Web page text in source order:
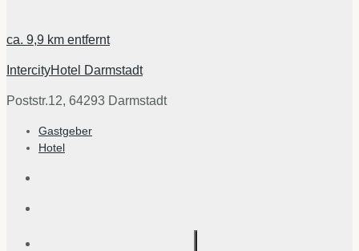
ca. 9,9 km entfernt
IntercityHotel Darmstadt
Poststr.12, 64293 Darmstadt
Gastgeber
Hotel